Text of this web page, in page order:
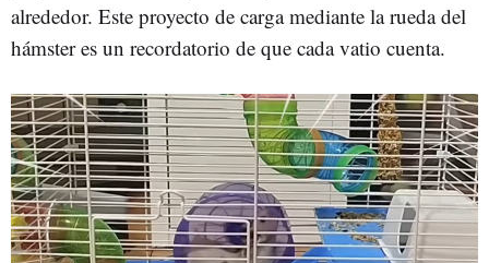
alrededor. Este proyecto de carga mediante la rueda del
hámster es un recordatorio de que cada vatio cuenta.